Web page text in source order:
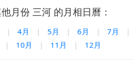
月份 三河 的月相日曆：
| 4月 | 5月 | 6月 | 7月
|
| 10月 | 11月 | 12月